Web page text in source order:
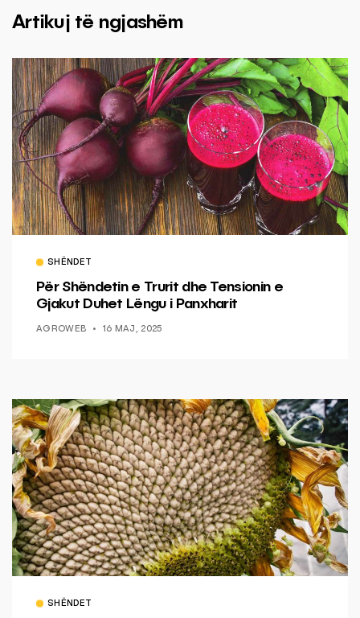
Artikuj të ngjashëm
SHËNDET
Për Shëndetin e Trurit dhe Tensionin e
Gjakut Duhet Lëngu i Panxharit
AGROWEB 16 MAJ, 2025
SHËNDET